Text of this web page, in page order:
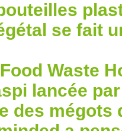
se fait
Waste
lancée
des mégots